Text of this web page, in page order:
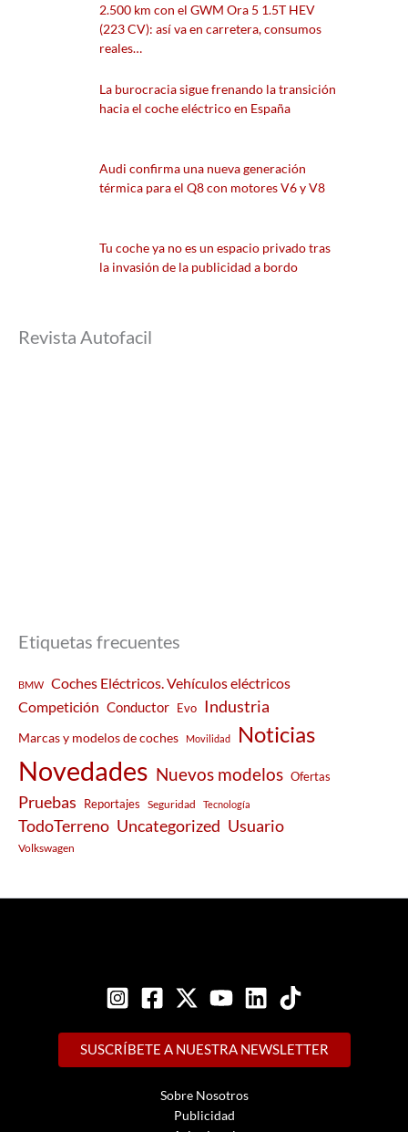
2.500 km con el GWM Ora 5 1.5T HEV
(223 CV): así va en carretera, consumos
reales…
La burocracia sigue frenando la transición
hacia el coche eléctrico en España
Audi confirma una nueva generación
térmica para el Q8 con motores V6 y V8
Tu coche ya no es un espacio privado tras
la invasión de la publicidad a bordo
Revista Autofacil
Etiquetas frecuentes
BMW
Coches Eléctricos. Vehículos eléctricos
Competición Conductor Evo Industria
Marcas y modelos de coches Movilidad Noticias
Novedades Nuevos modelos Ofertas
Pruebas Reportajes Seguridad Tecnología
TodoTerreno Uncategorized Usuario
Volkswagen
SUSCRÍBETE A NUESTRA NEWSLETTER
Sobre Nosotros
Publicidad